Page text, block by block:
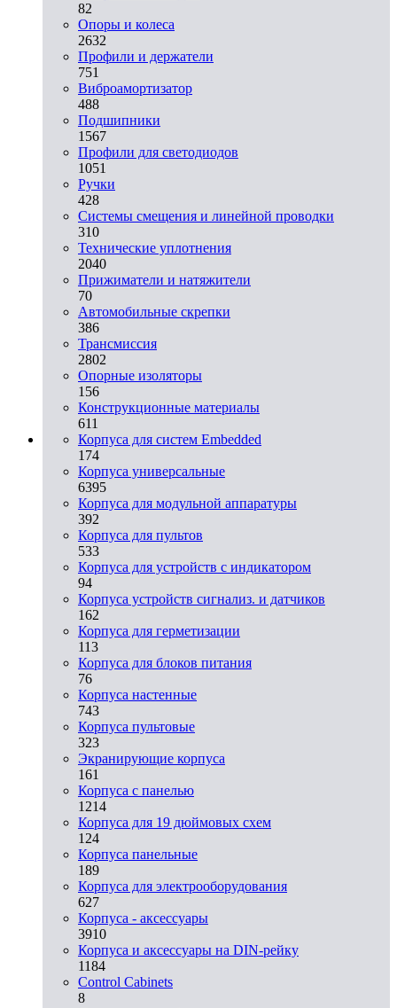
82
Опоры и колеса
2632
Профили и держатели
751
Виброамортизатор
488
Подшипники
1567
Профили для светодиодов
1051
Ручки
428
Системы смещения и линейной проводки
310
Технические уплотнения
2040
Прижиматели и натяжители
70
Автомобильные скрепки
386
Трансмиссия
2802
Опорные изоляторы
156
Конструкционные материалы
611
Корпуса для систем Embedded
174
Корпуса универсальные
6395
Корпуса для модульной аппаратуры
392
Корпуса для пультов
533
Корпуса для устройств с индикатором
94
Корпуса устройств сигнализ. и датчиков
162
Корпуса для герметизации
113
Корпуса для блоков питания
76
Корпуса настенные
743
Корпуса пультовые
323
Экранирующие корпуса
161
Корпуса с панелью
1214
Корпуса для 19 дюймовых схем
124
Корпуса панельные
189
Корпуса для электрооборудования
627
Корпуса - аксессуары
3910
Корпуса и аксессуары на DIN-рейку
1184
Control Cabinets
8